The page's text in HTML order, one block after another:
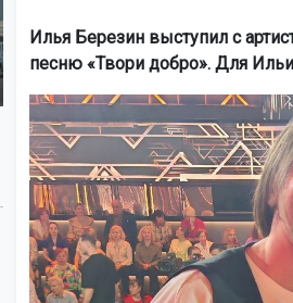
Илья Березин выступил с
песню «Твори добро». Для